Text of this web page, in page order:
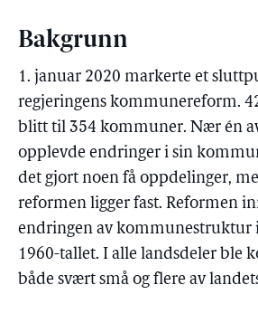
Bakgrunn
1. januar 2020 markerte et
regjeringens kommunereform.
blitt til 354 kommuner. Nær én
opplevde endringer i sin
det gjort noen få oppdelinger,
reformen ligger fast. Reformen
endringen av kommunestruktur
1960-tallet. I alle landsdeler ble
både svært små og flere av